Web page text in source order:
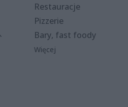
Restauracje
Pizzerie
Bary, fast foody
Więcej